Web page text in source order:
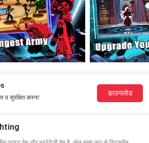
सुरक्षित करना!
डाउनलोड